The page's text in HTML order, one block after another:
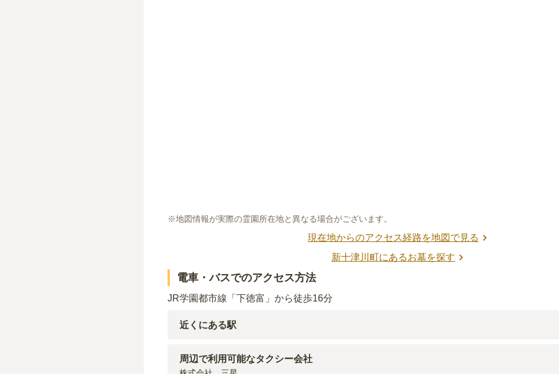
※地図情報が実際の霊園所在地と異なる場合がございます。
現在地からのアクセス経路を地図で見る
新十津川町にあるお墓を探す
電車・バスでのアクセス方法
JR学園都市線「下徳富」から徒歩16分
近くにある駅
周辺で利用可能なタクシー会社